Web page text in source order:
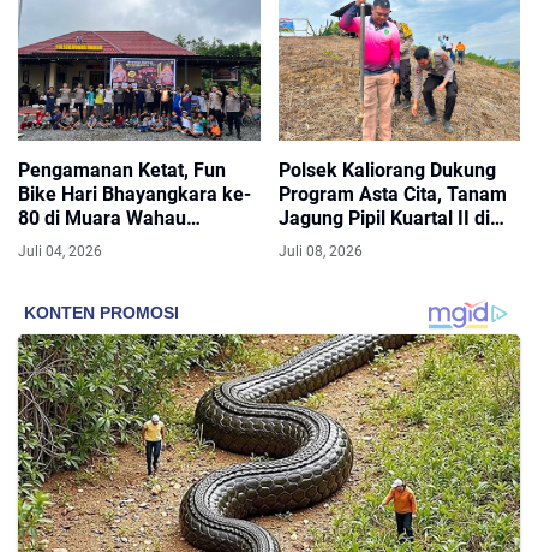
Pengamanan Ketat, Fun
Bike Hari Bhayangkara ke-
80 di Muara Wahau
Berlangsung Aman dan
Meriah
Juli 04, 2026
Polsek Kaliorang Dukung
Program Asta Cita, Tanam
Jagung Pipil Kuartal II di
Desa Bukit Makmur
Juli 08, 2026